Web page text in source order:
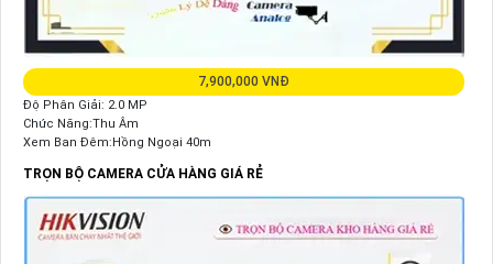
7,900,000 VNĐ
Độ Phân Giải: 2.0 MP
Chức Năng:Thu Âm
Xem Ban Đêm:Hồng Ngoại 40m
TRỌN BỘ CAMERA CỬA HÀNG GIÁ RẺ